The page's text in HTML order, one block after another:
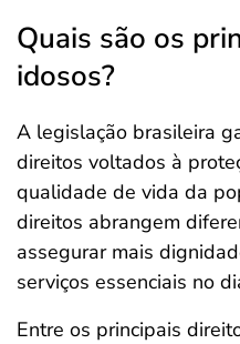
Quais são os
idosos?
A legislação brasileira
direitos voltados à
qualidade de vida da
direitos abrangem
assegurar mais
serviços essenciais no
Entre os principais